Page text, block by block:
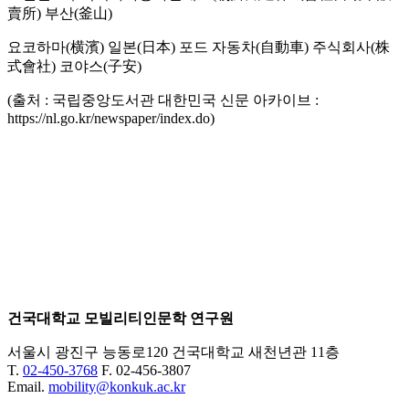
賣所) 부산(釜山)
요코하마(横濱) 일본(日本) 포드 자동차(自動車) 주식회사(株
式會社) 코야스(子安)
(출처 : 국립중앙도서관 대한민국 신문 아카이브 :
https://nl.go.kr/newspaper/index.do)
건국대학교 모빌리티인문학 연구원
서울시 광진구 능동로120 건국대학교 새천년관 11층
T. 02-450-3768 F. 02-456-3807
Email. mobility@konkuk.ac.kr